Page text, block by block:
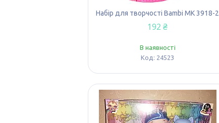
Набір для творчості Bambi MK 3918-2
192 ₴
В наявності
24523